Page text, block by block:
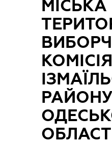
МІСЬКА
КОМІСІЯ
РАЙОНУ